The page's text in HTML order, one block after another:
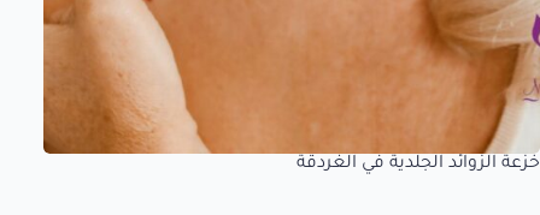
خزعة الزوائد الجلدية في الغردقة